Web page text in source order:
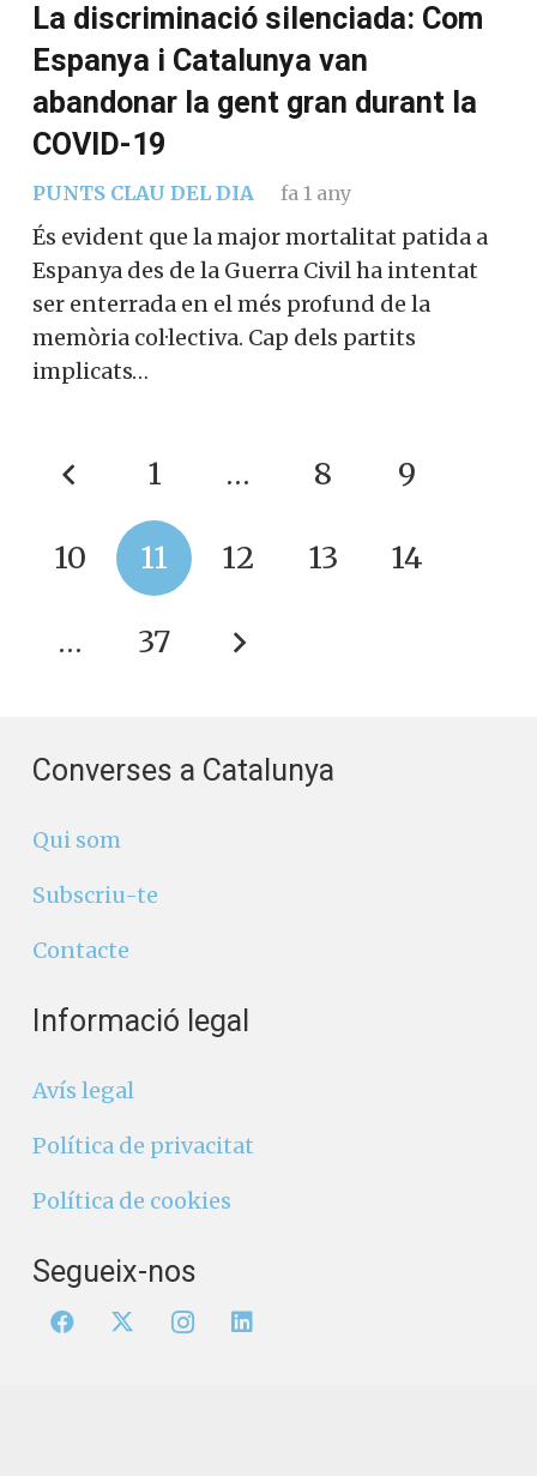
La discriminació silenciada: Com
Espanya i Catalunya van
abandonar la gent gran durant la
COVID-19
PUNTS CLAU DEL DIA fa 1 any
És evident que la major mortalitat patida a
Espanya des de la Guerra Civil ha intentat
ser enterrada en el més profund de la
memòria col·lectiva. Cap dels partits
implicats…
1 … 8 9
10 11 12 13 14
… 37
Converses a Catalunya
Qui som
Subscriu-te
Contacte
Informació legal
Avís legal
Política de privacitat
Política de cookies
Segueix-nos